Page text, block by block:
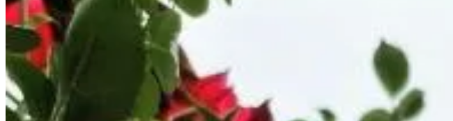
Appartement
Populaire bestemmingen
Momchilgrad
Reviewscore
Algemene voorzieningen
WiFi (gratis)